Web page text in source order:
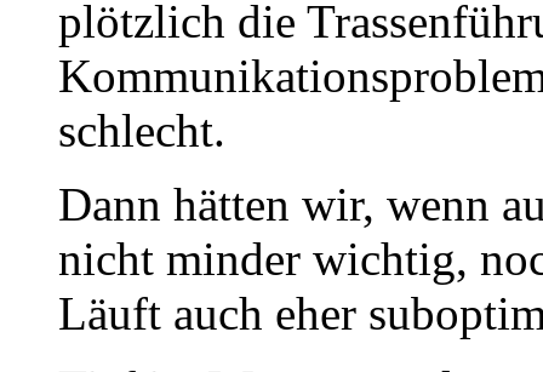
plötzlich die
schlecht.
Dann hätten wir, wenn
nicht minder wichtig,
Läuft auch eher